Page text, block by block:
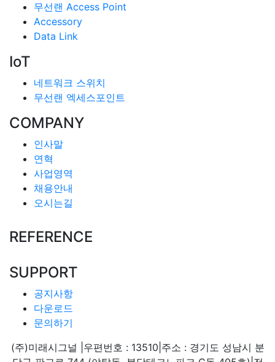
무선랜 Access Point
Accessory
Data Link
IoT
네트워크 스위치
무선랜 엑세스포인트
COMPANY
인사말
연혁
사업영역
채용안내
오시는길
REFERENCE
SUPPORT
공지사항
다운로드
문의하기
(주)미래시그널
우편번호 : 13510 주소 : 경기도 성남시 분